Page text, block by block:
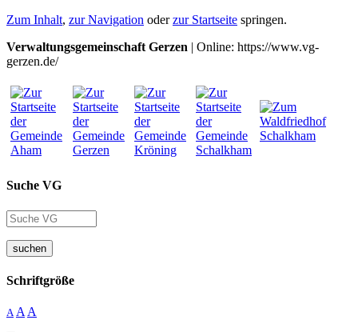
Zum Inhalt, zur Navigation oderzur Startseite springen.
Verwaltungsgemeinschaft Gerzen | Online: https://www.vg-
gerzen.de/
Suche VG
suchen
Schriftgröße
A A A